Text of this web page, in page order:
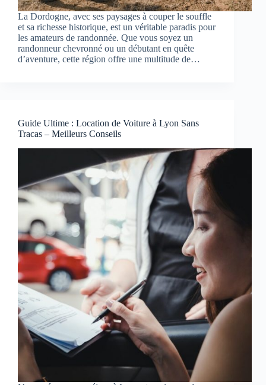
La Dordogne, avec ses paysages à couper le souffle
et sa richesse historique, est un véritable paradis pour
les amateurs de randonnée. Que vous soyez un
randonneur chevronné ou un débutant en quête
d’aventure, cette région offre une multitude de…
Guide Ultime : Location de Voiture à Lyon Sans
Tracas – Meilleurs Conseils